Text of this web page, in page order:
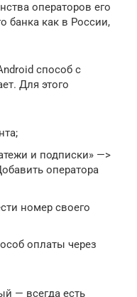
операторов его
банка как в России,
способ с
Для этого
и подписки» —>
оператора
номер своего
оплаты через
— всегда есть